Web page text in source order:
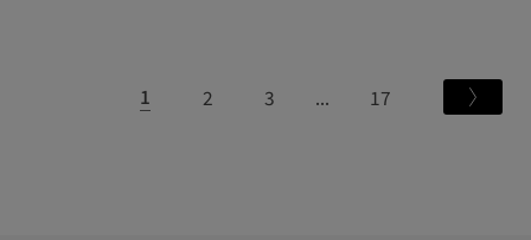
1 2 3 17